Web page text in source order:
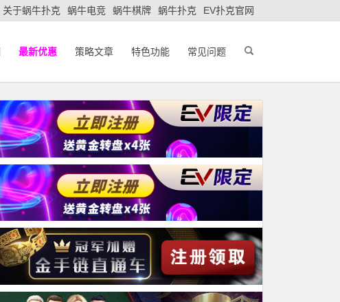
关于蜗牛扑克 蜗牛电竞 蜗牛棋牌 蜗牛扑克 EV扑克官网
最新优惠 策略文章 特色功能 常见问题